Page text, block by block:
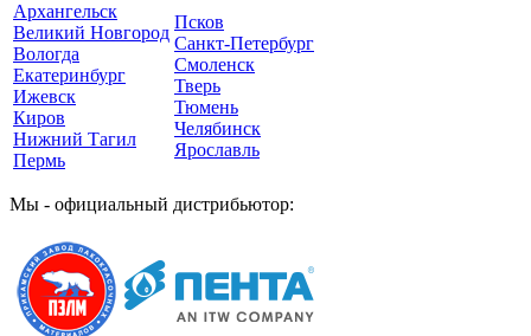
Архангельск
Великий Новгород
Вологда
Екатеринбург
Ижевск
Киров
Нижний Тагил
Пермь
Псков
Санкт-Петербург
Смоленск
Тверь
Тюмень
Челябинск
Ярославль
Мы - официальный дистрибьютор: